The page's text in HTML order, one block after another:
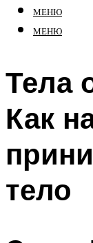
МЕНЮ
МЕНЮ
Тела
Как
тело